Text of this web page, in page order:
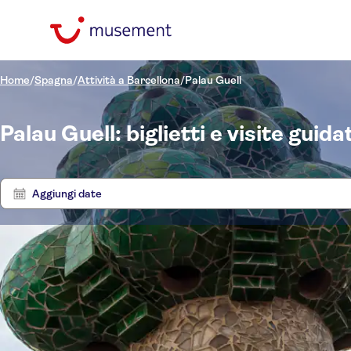
Home/Spagna/Attività a Barcellona/Palau Guell
Palau Guell: biglietti e visite
Aggiungi date
Filtra per prezzo
(Adulto)
Min € Max €
Hotel pickup
Opzioni biglietto
Conferma istantanea
Filtra per categorie